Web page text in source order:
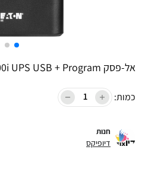
אל-פסק Eaton 5E Gen2 1200i UPS USB + Program
כמות:
חנות
דיופיקס